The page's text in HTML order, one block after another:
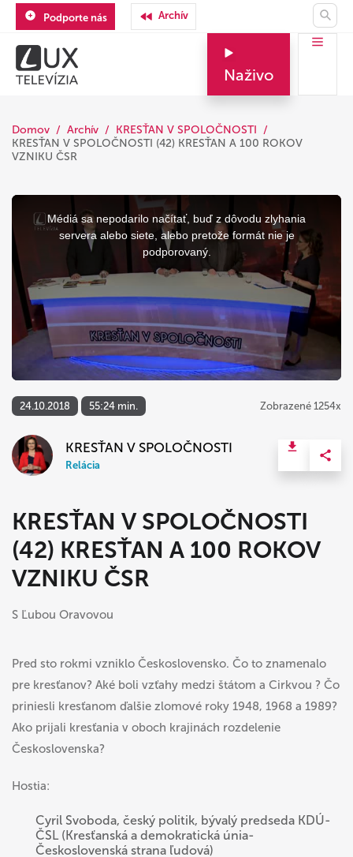
Podporte nás Archív
Naživo
Domov Archív
KRESŤAN V SPOLOČNOSTI
KRESŤAN V SPOLOČNOSTI (42) KRESŤAN A 100 ROKOV
VZNIKU ČSR
This
window.
Médiá sa nepodarilo načítať, buď z dôvodu zlyhania
servera alebo siete, alebo pretože formát nie je
podporovaný.
24.10.2018 55:24 min. Zobrazené 1254x
KRESŤAN V SPOLOČNOSTI
Relácia
KRESŤAN V SPOLOČNOSTI
(42) KRESŤAN A 100 ROKOV
VZNIKU ČSR
S Ľubou Oravovou
Pred sto rokmi vzniklo Československo. Čo to znamenalo
pre kresťanov? Aké boli vzťahy medzi štátom a Cirkvou ? Čo
priniesli kresťanom ďalšie zlomové roky 1948, 1968 a 1989?
Ako prijali kresťania v oboch krajinách rozdelenie
Československa?
Hostia:
Cyril Svoboda, český politik, bývalý predseda KDÚ-
ČSL (Kresťanská a demokratická únia-
Československá strana ľudová)